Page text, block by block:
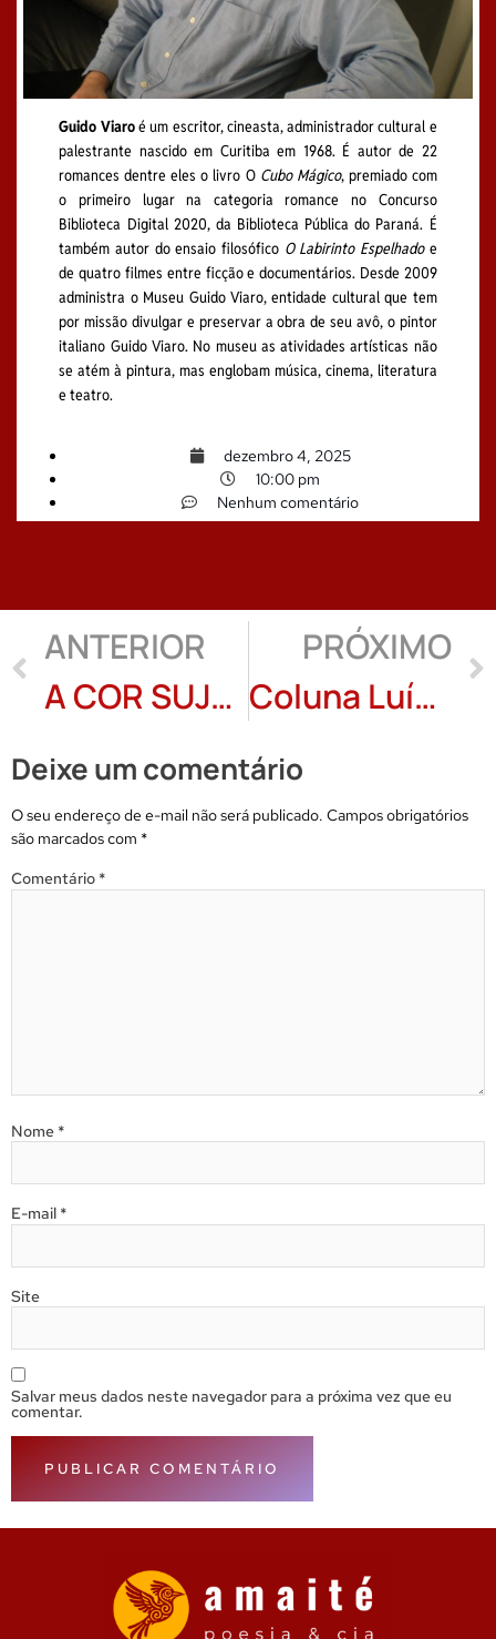
Guido Viaroé um escritor, cineasta, administrador cultural e
palestrante nascido em Curitiba em 1968. É autor de 22
romances dentre eles o livro O Cubo Mágico, premiado com
o primeiro lugar na categoria romance no Concurso
Biblioteca Digital 2020, da Biblioteca Pública do Paraná. É
também autor do ensaio filosófico O Labirinto Espelhadoe
de quatro filmes entre ficção e documentários. Desde 2009
administra o Museu Guido Viaro, entidade cultural que tem
por missão divulgar e preservar a obra de seu avô, o pintor
italiano Guido Viaro. No museu as atividades artísticas não
se atém à pintura, mas englobam música, cinema, literatura
e teatro.
dezembro 4, 2025
10:00 pm
Nenhum comentário
ANTERIOR
A COR SUJA: Milton Rezende
PRÓXIMO
Coluna Luís Palma Gomes: Tatuagens
Deixe um comentário
O seu endereço de e-mail não será publicado. Campos obrigatórios
são marcados com *
Comentário *
Nome *
E-mail *
Site
Salvar meus dados neste navegador para a próxima vez que eu
comentar.